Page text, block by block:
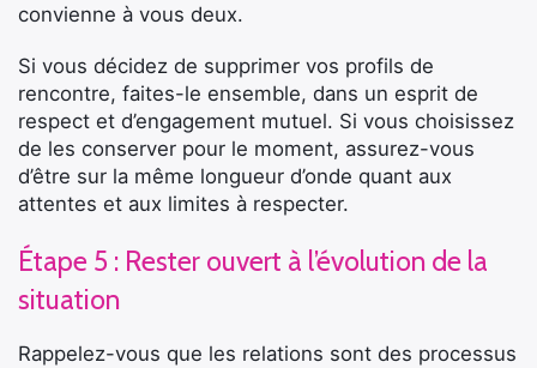
convienne à vous deux.
Si vous décidez de supprimer vos profils de
rencontre, faites-le ensemble, dans un esprit de
respect et d’engagement mutuel. Si vous choisissez
de les conserver pour le moment, assurez-vous
d’être sur la même longueur d’onde quant aux
attentes et aux limites à respecter.
Étape 5 : Rester ouvert à l’évolution de la
situation
Rappelez-vous que les relations sont des processus